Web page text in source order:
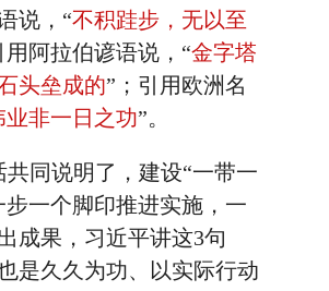
说，“不积跬步，无以至
用阿拉伯谚语说，“金字塔
头垒成的”；引用欧洲名
业非一日之功”。
同说明了，建设“一带一
步一个脚印推进实施，一
成果，习近平讲这3句
是久久为功、以实际行动